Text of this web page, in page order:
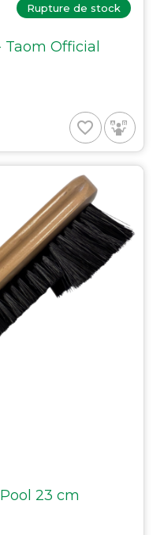
Rupture de stock
Official
favorite_border
23 cm